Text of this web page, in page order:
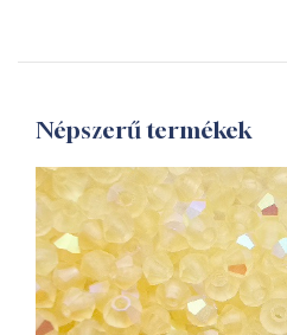
Népszerű termékek